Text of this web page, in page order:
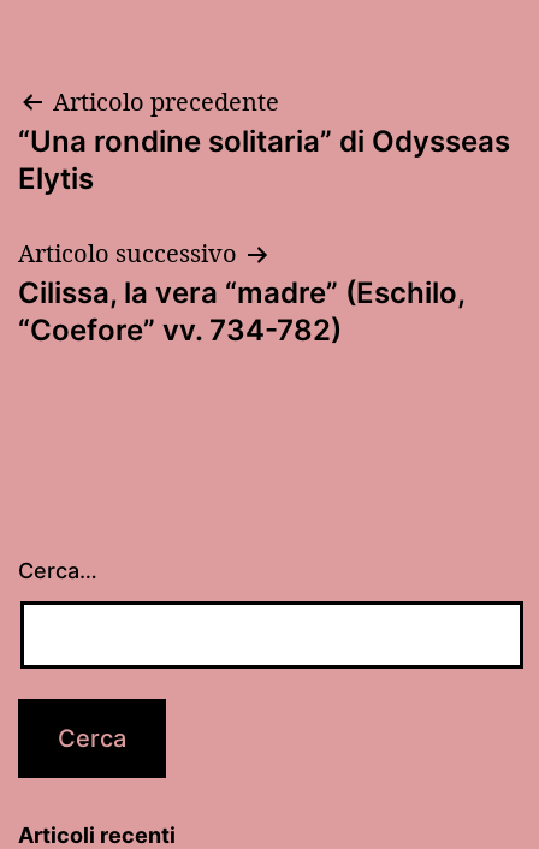
Navigazione
articoli
Articolo precedente
“Una rondine solitaria” di Odysseas
Elytis
Articolo successivo
Cilissa, la vera “madre” (Eschilo,
“Coefore” vv. 734-782)
Cerca…
Articoli recenti